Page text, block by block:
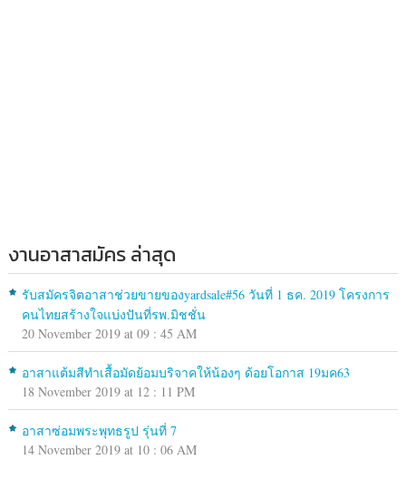
งานอาสาสมัคร ล่าสุด
รับสมัครจิตอาสาช่วยขายของyardsale#56 วันที่ 1 ธค. 2019 โครงการ
คนไทยสร้างใจแบ่งปันที่รพ.มิชชั่น
20 November 2019 at 09 : 45 AM
อาสาแต้มสีทำเสื้อมัดย้อมบริจาคให้น้องๆ ด้อยโอกาส 19มค63
18 November 2019 at 12 : 11 PM
อาสาซ่อมพระพุทธรูป รุ่นที่ 7
14 November 2019 at 10 : 06 AM